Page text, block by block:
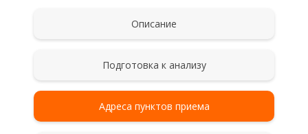
Описание
Подготовка к анализу
Адреса пунктов приема